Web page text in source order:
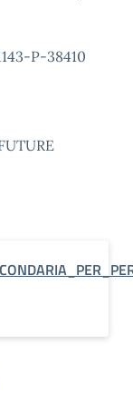
P-38410